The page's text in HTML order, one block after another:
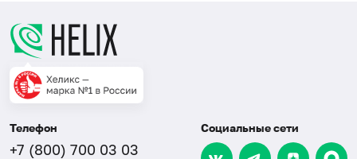
Телефон
+7 (800) 700 03 03
Социальные сети